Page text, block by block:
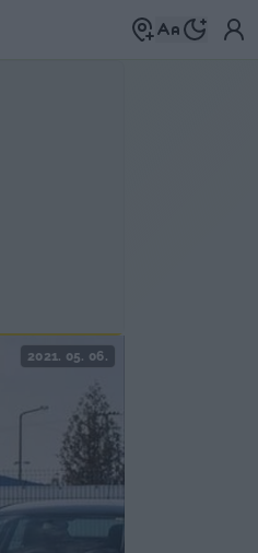
2021. 05. 06.